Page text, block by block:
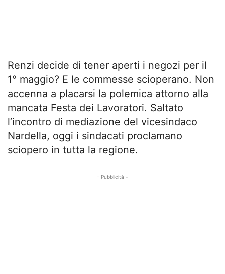
Renzi decide di tener aperti i negozi per il
1° maggio? E le commesse scioperano. Non
accenna a placarsi la polemica attorno alla
mancata Festa dei Lavoratori. Saltato
l’incontro di mediazione del vicesindaco
Nardella, oggi i sindacati proclamano
sciopero in tutta la regione.
- Pubblicità -